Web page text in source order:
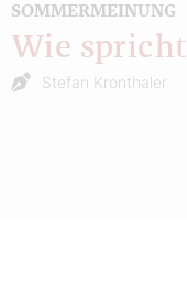
SOMMERMEINUNG
Wie
Stefan Kronthaler